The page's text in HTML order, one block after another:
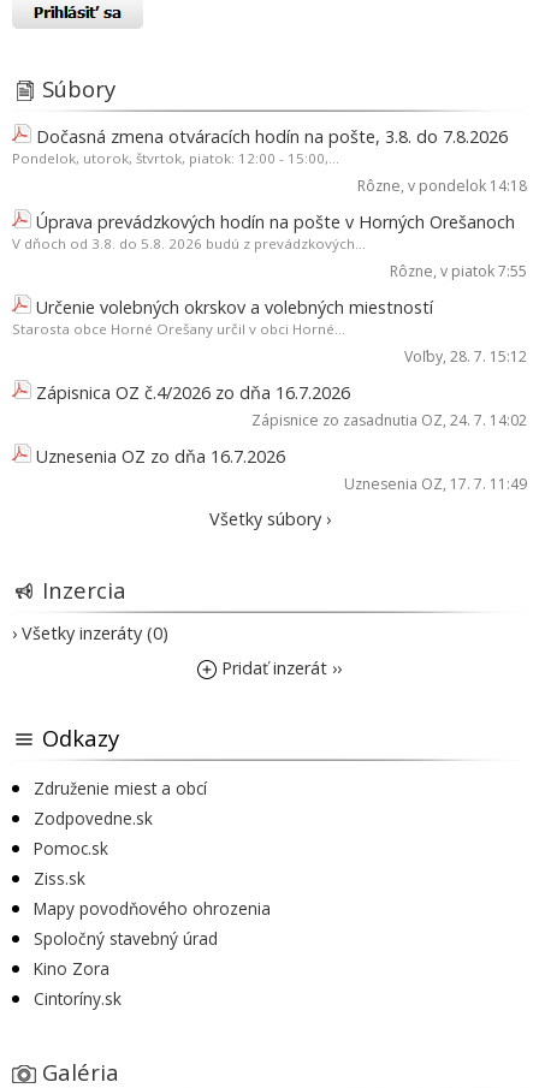
Súbory
Dočasná zmena otváracích hodín na pošte, 3.8. do 7.8.2026
Pondelok, utorok, štvrtok, piatok: 12:00 - 15:00,...
Rôzne, v pondelok 14:18
Úprava prevádzkových hodín na pošte v Horných Orešanoch
V dňoch od 3.8. do 5.8. 2026 budú z prevádzkových...
Rôzne, v piatok 7:55
Určenie volebných okrskov a volebných miestností
Starosta obce Horné Orešany určil v obci Horné...
Voľby, 28. 7. 15:12
Zápisnica OZ č.4/2026 zo dňa 16.7.2026
Zápisnice zo zasadnutia OZ, 24. 7. 14:02
Uznesenia OZ zo dňa 16.7.2026
Uznesenia OZ, 17. 7. 11:49
Všetky súbory ›
Inzercia
› Všetky inzeráty (0)
Pridať inzerát ››
Odkazy
Združenie miest a obcí
Zodpovedne.sk
Pomoc.sk
Ziss.sk
Mapy povodňového ohrozenia
Spoločný stavebný úrad
Kino Zora
Cintoríny.sk
Galéria